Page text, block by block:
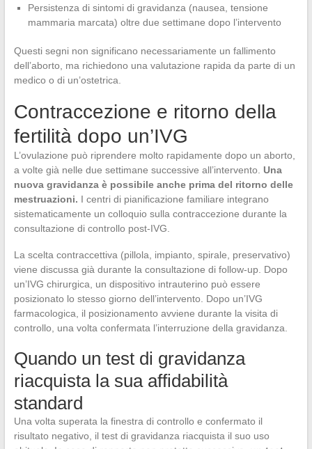
Persistenza di sintomi di gravidanza (nausea, tensione
mammaria marcata) oltre due settimane dopo l’intervento
Questi segni non significano necessariamente un fallimento
dell’aborto, ma richiedono una valutazione rapida da parte di un
medico o di un’ostetrica.
Contraccezione e ritorno della
fertilità dopo un’IVG
L’ovulazione può riprendere molto rapidamente dopo un aborto,
a volte già nelle due settimane successive all’intervento. Una
nuova gravidanza è possibile anche prima del ritorno delle
mestruazioni. I centri di pianificazione familiare integrano
sistematicamente un colloquio sulla contraccezione durante la
consultazione di controllo post-IVG.
La scelta contraccettiva (pillola, impianto, spirale, preservativo)
viene discussa già durante la consultazione di follow-up. Dopo
un’IVG chirurgica, un dispositivo intrauterino può essere
posizionato lo stesso giorno dell’intervento. Dopo un’IVG
farmacologica, il posizionamento avviene durante la visita di
controllo, una volta confermata l’interruzione della gravidanza.
Quando un test di gravidanza
riacquista la sua affidabilità
standard
Una volta superata la finestra di controllo e confermato il
risultato negativo, il test di gravidanza riacquista il suo uso